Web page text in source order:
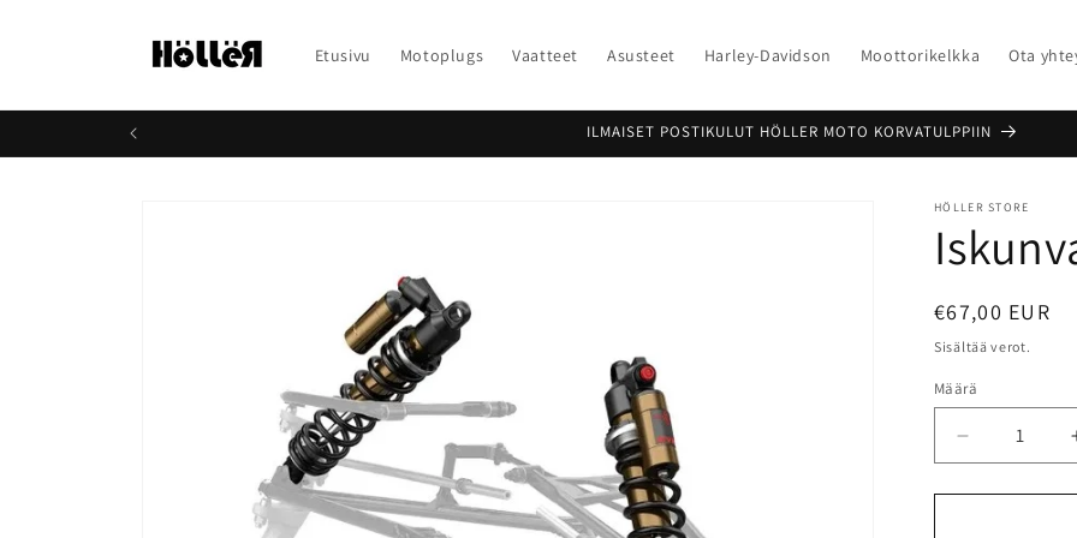
Etusivu Motoplugs Vaatteet Asusteet Harley-Davidson Moottorikelkka Ota
ILMAISET POSTIKULUT HÖLLER MOTO KORVATULPPIIN
HÖLLER STORE
Normaalihinta
€67,00 EUR
Sisältää verot.
Määrä
Vähennä
tuotteen